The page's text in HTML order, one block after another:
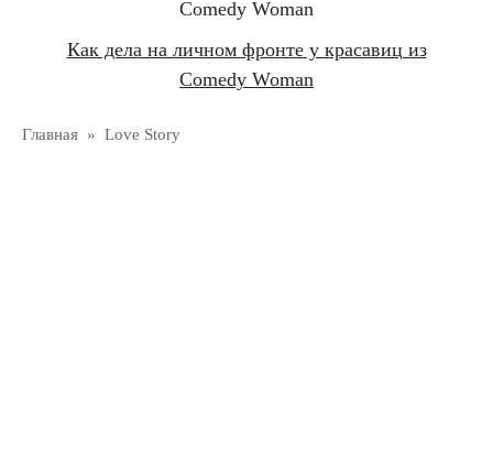
Как дела на личном фронте у красавиц из
Comedy Woman
Главная » Love Story